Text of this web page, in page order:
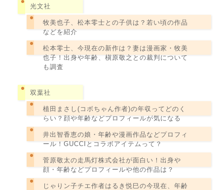
光文社
牧美也子、松本零士との子供は？若い頃の作品
などを紹介
松本零士、今現在の新作は？妻は漫画家・牧美
也子！出身や年齢、槇原敬之との裁判について
も調査
双葉社
植田まさし(コボちゃん作者)の年収ってどのく
らい？顔や年齢などプロフィールが気になる
井出智香恵の娘・年齢や漫画作品などプロフィ
ール！GUCCIとコラボアイテムって？
菅原敬太の走馬灯株式会社が面白い！出身や
顔・年齢などプロフィールや他の作品は？
じゃりン子チエ作者はるき悦巳の今現在、年齢